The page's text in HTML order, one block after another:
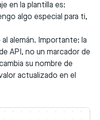
en la plantilla es:
algo especial para ti,
alemán. Importante: la
API, no un marcador de
su nombre de
actualizado en el